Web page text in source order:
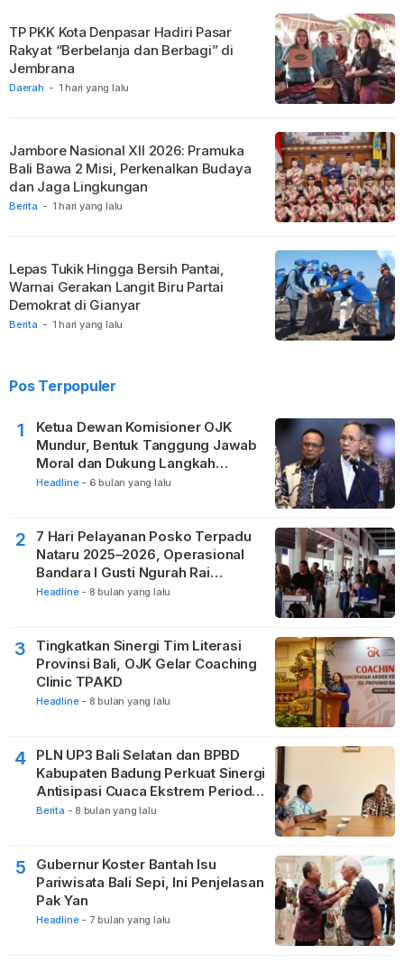
Daerah - 1 hari yang lalu
TP PKK Kota Denpasar Hadiri Pasar
Rakyat “Berbelanja dan Berbagi” di
Jembrana
Berita - 1 hari yang lalu
Jambore Nasional XII 2026: Pramuka
Bali Bawa 2 Misi, Perkenalkan Budaya
dan Jaga Lingkungan
Berita - 1 hari yang lalu
Lepas Tukik Hingga Bersih Pantai,
Warnai Gerakan Langit Biru Partai
Demokrat di Gianyar
Pos Terpopuler
1
Ketua Dewan Komisioner OJK
Mundur, Bentuk Tanggung Jawab
Moral dan Dukung Langkah
Pemulihan
Headline - 6 bulan yang lalu
2
7 Hari Pelayanan Posko Terpadu
Nataru 2025–2026, Operasional
Bandara I Gusti Ngurah Rai
Berjalan Lancar
Headline - 8 bulan yang lalu
3
Tingkatkan Sinergi Tim Literasi
Provinsi Bali, OJK Gelar Coaching
Clinic TPAKD
Headline - 8 bulan yang lalu
4
PLN UP3 Bali Selatan dan BPBD
Kabupaten Badung Perkuat Sinergi
Antisipasi Cuaca Ekstrem Periode
Nataru
Berita - 8 bulan yang lalu
5
Gubernur Koster Bantah Isu
Pariwisata Bali Sepi, Ini Penjelasan
Pak Yan
Headline - 7 bulan yang lalu